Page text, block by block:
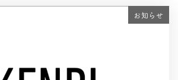
お知らせ